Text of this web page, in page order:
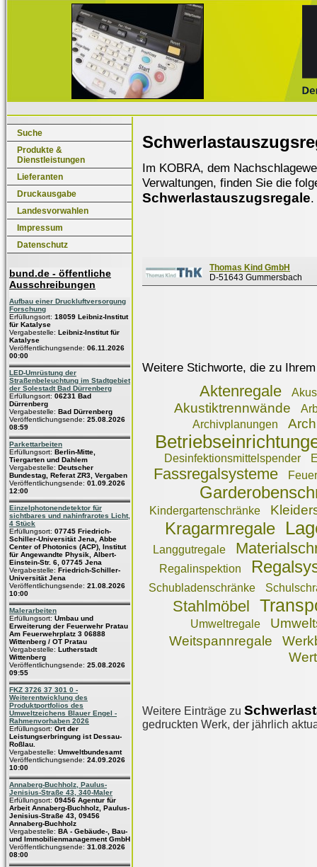
Suche
Produkte &
Dienstleistungen
Lieferanten
Druckausgabe
Landesvorwahlen
Impressum
Datenschutz
bund.de - öffentliche
Ausschreibungen
Aufbau einer Druckluftversorgung
Forschung
Erfüllungsort: 18059 Leibniz-Institut
für Katalyse
Vergabestelle: Leibniz-Institut für
Katalyse
Veröffentlichungsende: 06.11.2026
00:00
LED-Umrüstung der
Straßenbeleuchtung im Stadtgebiet
der Solestadt Bad Dürrenberg
Erfüllungsort: 06231 Bad
Dürrenberg
Vergabestelle: Bad Dürrenberg
Veröffentlichungsende: 25.08.2026
08:59
Parkettarbeiten
Erfüllungsort: Berlin-Mitte,
Tiergarten und Dahlem
Vergabestelle: Deutscher
Bundestag, Referat ZR3, Vergaben
Veröffentlichungsende: 01.09.2026
12:00
Einzelphotonendetektor für
sichtbares und nahinfrarotes Licht,
4 Stück
Erfüllungsort: 07745 Friedrich-
Schiller-Universität Jena, Abbe
Center of Photonics (ACP), Institut
für Angewandte Physik, Albert-
Einstein-Str. 6, 07745 Jena
Vergabestelle: Friedrich-Schiller-
Universität Jena
Veröffentlichungsende: 21.08.2026
10:00
Malerarbeiten
Erfüllungsort: Umbau und
Erweiterung der Feuerwehr Pratau
Am Feuerwehrplatz 3 06888
Wittenberg / OT Pratau
Vergabestelle: Lutherstadt
Wittenberg
Veröffentlichungsende: 25.08.2026
09:55
FKZ 3726 37 301 0 -
Weiterentwicklung des
Produktportfolios des
Umweltzeichens Blauer Engel -
Rahmenvorhaben 2026
Erfüllungsort: Ort der
Leistungserbringung ist Dessau-
Roßlau.
Vergabestelle: Umweltbundesamt
Veröffentlichungsende: 24.09.2026
10:00
Annaberg-Buchholz, Paulus-
Jenisius-Straße 43, 340-Maler
Erfüllungsort: 09456 Agentur für
Arbeit Annaberg-Buchholz, Paulus-
Jenisius-Straße 43, 09456
Annaberg-Buchholz
Vergabestelle: BA - Gebäude-, Bau-
und Immobilienmanagement GmbH
Veröffentlichungsende: 31.08.2026
08:00
Im KOBRA, dem
Verwaltungen, finden Sie die
Schwerlastauszugsregale.
Thomas Kind GmbH
D-51643 Gummersbach
Weitere Stichworte, die zu
Aktenregale
Akustiktrennwände
Archivplanungen
Desinfektionsmittelspender
Fassregalsysteme
Kindergartenschränke
Kragarmregale
Langgutregale
Regalinspektion
Schubladenschränke
Stahlmöbel
Umweltregale
Weitspannregale
Weitere Einträge zu
gedruckten Werk, der jährlich